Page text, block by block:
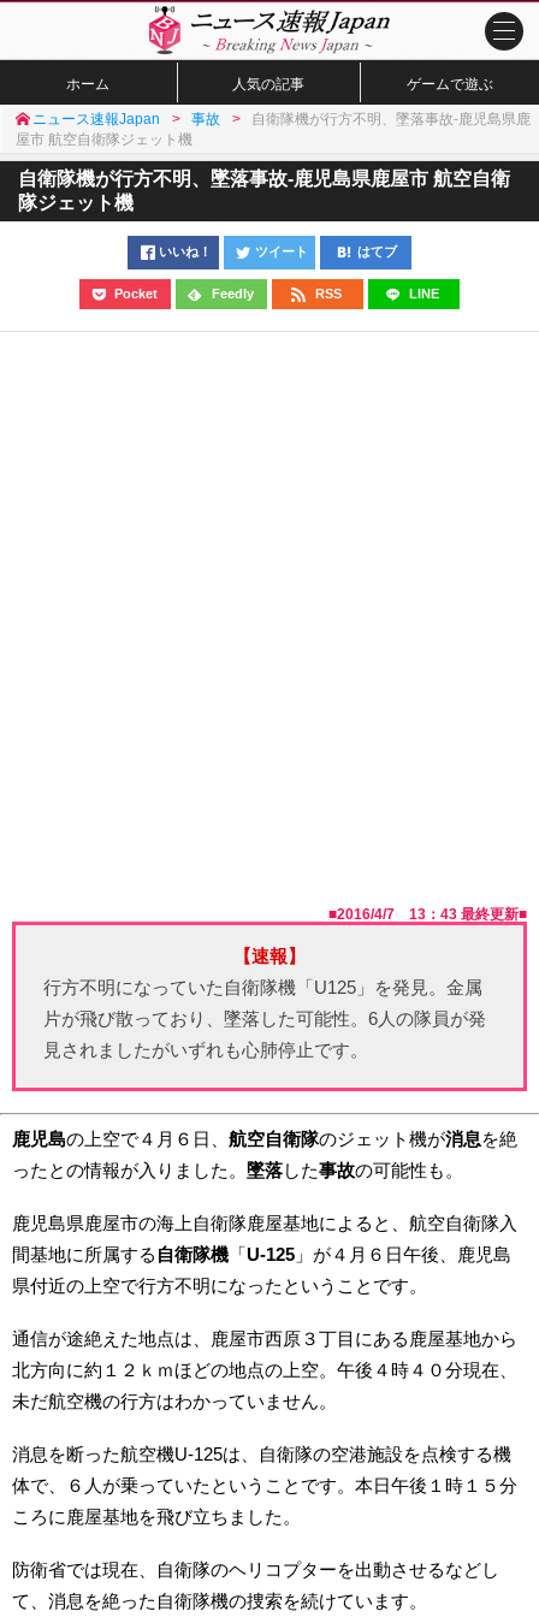
ホーム 人気の記事 ゲームで遊ぶ
ニュース速報Japan 事故
自衛隊機が行方不明、墜落事故-鹿児島県鹿
屋市 航空自衛隊ジェット機
自衛隊機が行方不明、墜落事故-鹿児島県鹿屋市 航空自衛
隊ジェット機
いいね！ ツイート はてブ
Pocket Feedly RSS LINE
■2016/4/7 13：43 最終更新■
【速報】
行方不明になっていた自衛隊機「U125」を発見。金属
片が飛び散っており、墜落した可能性。6人の隊員が発
見されましたがいずれも心肺停止です。
鹿児島の上空で４月６日、 航空自衛隊のジェット機が消息を絶
ったとの情報が入りました。 墜落した事故の可能性も。
鹿児島県鹿屋市の海上自衛隊鹿屋基地によると、航空自衛隊入
間基地に所属する 自衛隊機 「U-125 」が４月６日午後、鹿児島
県付近の上空で行方不明になったということです。
通信が途絶えた地点は、鹿屋市西原３丁目にある鹿屋基地から
北方向に約１２ｋｍほどの地点の上空。午後４時４０分現在、
未だ航空機の行方はわかっていません。
消息を断った航空機U-125は、自衛隊の空港施設を点検する機
体で、６人が乗っていたということです。本日午後１時１５分
ころに鹿屋基地を飛び立ちました。
防衛省では現在、自衛隊のヘリコプターを出動させるなどし
て、消息を絶った自衛隊機の捜索を続けています。